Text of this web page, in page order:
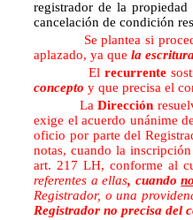
registrador de la
cancelación de condición
Se plantea si
aplazado, ya que la
Elrecurrente
concepto y que precisa el
LaDirección
exige el acuerdo unánime
oficio por parte del
notas, cuando la
art. 217 LH, conforme al
referentes a ellas, cuandono
Registrador, o una
Registrador no precisa del